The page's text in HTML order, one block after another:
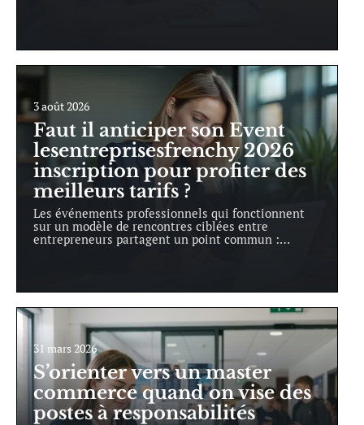
3 août 2026
Faut il anticiper son Event
lesentreprisesfrenchy 2026
inscription pour profiter des
meilleurs tarifs ?
Les événements professionnels qui fonctionnent
sur un modèle de rencontres ciblées entre
entrepreneurs partagent un point commun :…
31 mars 2026
S’orienter vers un master
commerce quand on vise des
postes à responsabilités